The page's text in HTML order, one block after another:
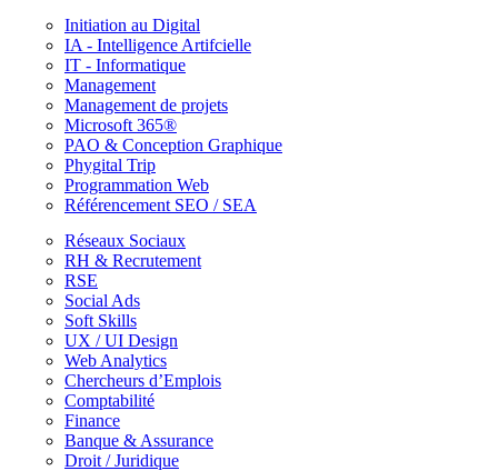
Initiation au Digital
IA - Intelligence Artifcielle
IT - Informatique
Management
Management de projets
Microsoft 365®
PAO & Conception Graphique
Phygital Trip
Programmation Web
Référencement SEO / SEA
Réseaux Sociaux
RH & Recrutement
RSE
Social Ads
Soft Skills
UX / UI Design
Web Analytics
Chercheurs d’Emplois
Comptabilité
Finance
Banque & Assurance
Droit / Juridique